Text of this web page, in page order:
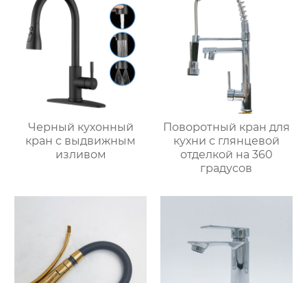
Черный кухонный
кран с выдвижным
изливом
Поворотный кран для
кухни с глянцевой
отделкой на 360
градусов